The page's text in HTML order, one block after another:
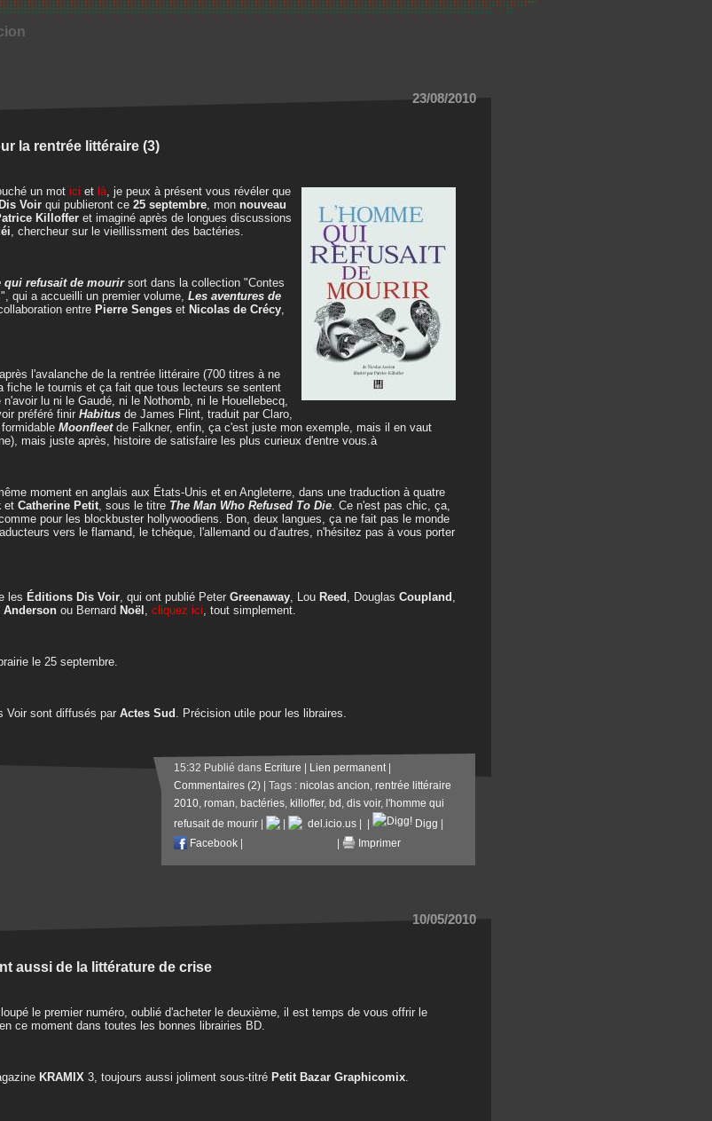
23/08/2010
la rentrée littéraire (3)
un mot ici et là, je peux à présent vous révéler que
Dis Voir qui publieront ce 25 septembre, mon nouveau
Killoffer et imaginé après de longues discussions
, chercheur sur le vieillissment des bactéries.
qui refusait de mourirsort dans la collection "Contes
qui a accueilli un premier volume, Les aventures de
entre Pierre Senges et Nicolas de Crécy,
l'avalanche de la rentrée littéraire (700 titres à ne
fiche le tournis et ça fait que tous lecteurs se sentent
lu ni le Gaudé, ni le Nothomb, ni le Houellebecq,
préféré finir Habitus de James Flint, traduit par Claro,
Moonfleet de Falkner, enfin, ça c'est juste mon exemple, mais il en vaut
mais juste après, histoire de satisfaire les plus curieux d'entre vous.à
moment en anglais aux États-Unis et en Angleterre, dans une traduction à quatre
et Catherine Petit, sous le titre The Man Who Refused To Die. Ce n'est pas chic, ça,
pour les blockbuster hollywoodiens. Bon, deux langues, ça ne fait pas le monde
vers le flamand, le tchèque, l'allemand ou d'autres, n'hésitez pas à vous porter
les Éditions Dis Voir, qui ont publié Peter Greenaway, Lou Reed , Douglas Coupland ,
Anderson ou Bernard Noël , cliquez ici, tout simplement.
le 25 septembre.
Voir sont diffusés par Actes Sud . Précision utile pour les libraires.
15:32 Publié dans Ecriture Lien permanent|
Commentaires (2) | Tags : nicolas ancion, rentrée littéraire
2010, roman, bactéries, killoffer, bd , dis voir, l'homme qui
refusait de mourir
del.icio.us Digg
Facebook
Imprimer
10/05/2010
aussi de la littérature de crise
le premier numéro, oublié d'acheter le deuxième, il est temps de vous offrir le
ce moment dans toutes les bonnes librairies BD.
KRAMIX 3, toujours aussi joliment sous-titré Petit Bazar Graphicomix.